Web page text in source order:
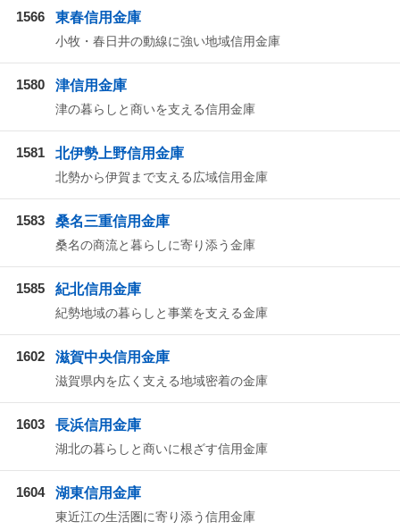
1566 東春信用金庫
小牧・春日井の動線に強い地域信用金庫
1580 津信用金庫
津の暮らしと商いを支える信用金庫
1581 北伊勢上野信用金庫
北勢から伊賀まで支える広域信用金庫
1583 桑名三重信用金庫
桑名の商流と暮らしに寄り添う金庫
1585 紀北信用金庫
紀勢地域の暮らしと事業を支える金庫
1602 滋賀中央信用金庫
滋賀県内を広く支える地域密着の金庫
1603 長浜信用金庫
湖北の暮らしと商いに根ざす信用金庫
1604 湖東信用金庫
東近江の生活圏に寄り添う信用金庫